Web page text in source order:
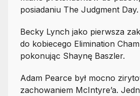
posiadaniu The Judgment Day.
Becky Lynch jako pierwsza
do kobiecego Elimination
pokonując Shaynę Baszler.
Adam Pearce był mocno
zachowaniem McIntyre’a.